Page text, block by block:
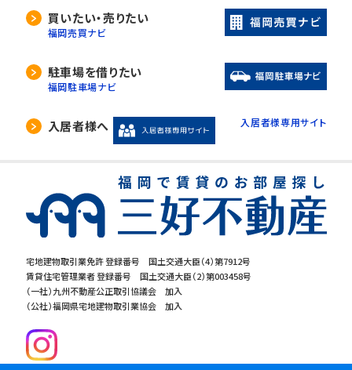
宅地建物取引業免許 登録番号 国土交通大臣（4）第7912号
賃貸住宅管理業者 登録番号 国土交通大臣（2）第003458号
（一社）九州不動産公正取引協議会 加入
（公社）福岡県宅地建物取引業協会 加入
買いたい・売りたい
福岡売買ナビ
駐車場を借りたい
福岡駐車場ナビ
入居者様へ 入居者様専用サイト